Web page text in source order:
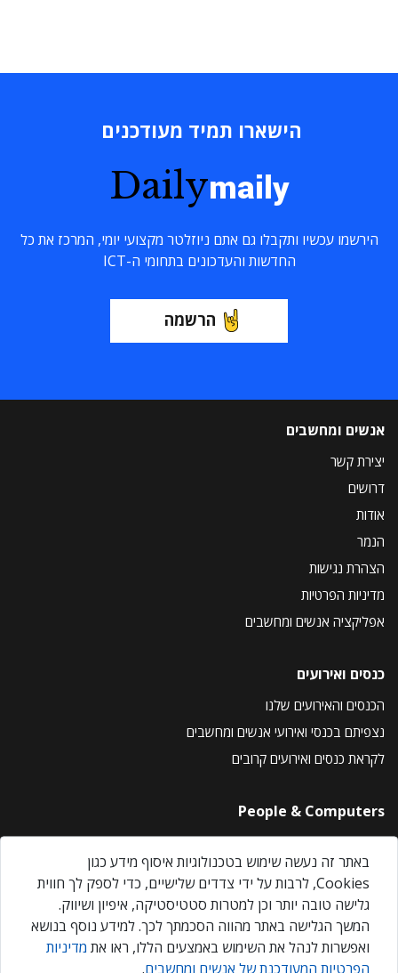
הישארו תמיד מעודכנים
Dailymaily
הירשמו עכשיו ותקבלו גם אתם ניוזלטר מקצועי יומי, המרכז את כל
החדשות והעדכונים בתחומי ה-ICT
הרשמה
אנשים ומחשבים
יצירת קשר
דרושים
אודות
הנמר
הצהרת נגישות
מדיניות הפרטיות
אפליקציה אנשים ומחשבים
כנסים ואירועים
הכנסים והאירועים שלנו
נצפיתם בכנסי ואירועי אנשים ומחשבים
לקראת כנסים ואירועים קרובים
People & Computers
About Us
Privacy Policy
Contact Us
Our Events
באתר זה נעשה שימוש בטכנולוגיות איסוף מידע כגון
Cookies, לרבות על ידי צדדים שלישיים, כדי לספק לך חווית
גלישה טובה יותר וכן למטרות סטטיסטיקה, איפיון ושיווק.
המשך הגלישה באתר מהווה הסכמתך לכך. למידע נוסף בנושא
ואפשרות לנהל את השימוש באמצעים הללו, ראו את מדיניות
הפרטיות המעודכנת של אנשים ומחשבים.